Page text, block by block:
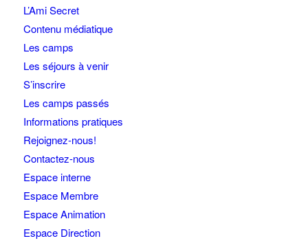
L’Ami Secret
Contenu médiatique
Les camps
Les séjours à venir
S’inscrire
Les camps passés
Informations pratiques
Rejoignez-nous!
Contactez-nous
Espace interne
Espace Membre
Espace Animation
Espace Direction